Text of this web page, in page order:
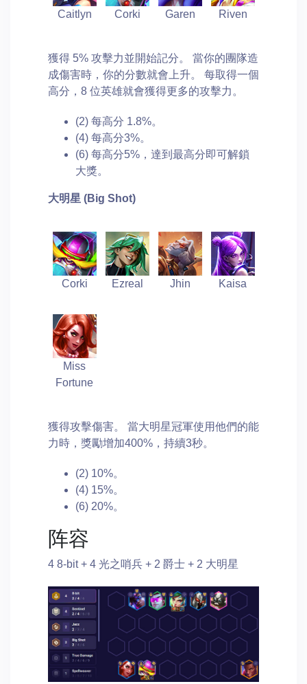
Caitlyn Corki Garen Riven
獲得 5% 攻擊力並開始記分。 當你的團隊造
成傷害時，你的分數就會上升。 每取得一個
高分，8 位英​​雄就會獲得更多的攻擊力。
(2) 每高分 1.8%。
(4) 每高分3%。
(6) 每高分5%，達到最高分即可解鎖
大獎。
大明星 (Big Shot)
Corki Ezreal Jhin Kaisa
Miss
Fortune
獲得攻擊傷害。 當大明星冠軍使用他們的能
力時，獎勵增加400%，持續3秒。
(2) 10%。
(4) 15%。
(6) 20%。
阵容
4 8-bit + 4 光之哨兵 + 2 爵士 + 2 大明星